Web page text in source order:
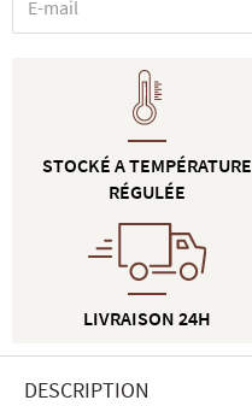
STOCKÉ A TEMPÉRATURE
RÉGULÉE
LIVRAISON 24H
DESCRIPTION